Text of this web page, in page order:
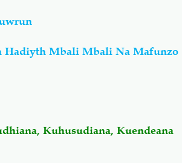
Firaq-Makundi
Hadiyth Mbali Mbali Na Mafunzo
Kuhusudiana, Kuendeana